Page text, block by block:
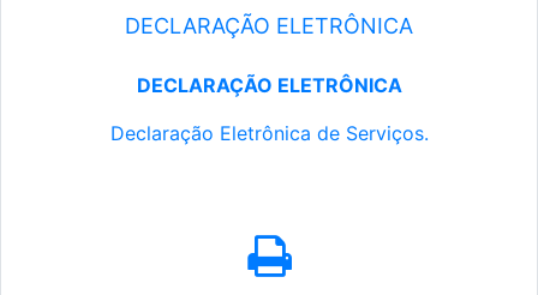
DECLARAÇÃO ELETRÔNICA
DECLARAÇÃO ELETRÔNICA
Declaração Eletrônica de Serviços.